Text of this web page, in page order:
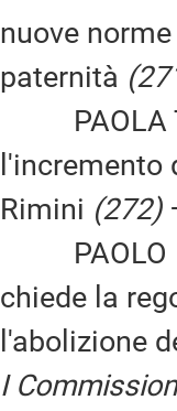
nuove
paternità
PAOLA
Rimini (272)
PAOLO
chiede la
l'abolizione
I